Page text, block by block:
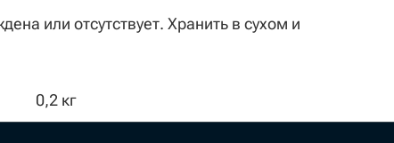
или отсутствует. Хранить в сухом и
0,2 кг